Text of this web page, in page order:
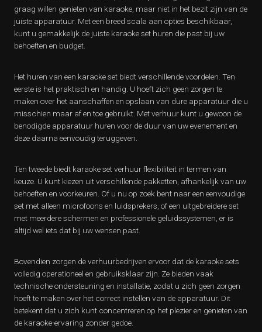
graag willen genieten van karaoke, maar niet in het bezit zijn van de
juiste apparatuur. Met een breed scala aan opties beschikbaar,
kunt u gemakkelijk de juiste karaoke set huren die past bij uw
behoeften en budget.
Het huren van een karaoke set biedt verschillende voordelen. Ten
eerste is het praktisch en handig. U hoeft zich geen zorgen te
maken over het aanschaffen en opslaan van dure apparatuur die u
misschien maar af en toe gebruikt. Met verhuur kunt u gewoon de
benodigde apparatuur huren voor de duur van uw evenement en
deze daarna eenvoudig teruggeven.
Ten tweede biedt karaoke set verhuur flexibiliteit in termen van
keuze. U kunt kiezen uit verschillende pakketten, afhankelijk van uw
behoeften en voorkeuren. Of u nu op zoek bent naar een eenvoudige
set met alleen microfoons en luidsprekers, of een uitgebreidere set
met meerdere schermen en professionele geluidssystemen, er is
altijd wel iets dat bij uw wensen past.
Bovendien zorgen de verhuurbedrijven ervoor dat de karaoke sets
volledig operationeel en gebruiksklaar zijn. Ze bieden vaak
technische ondersteuning en installatie, zodat u zich geen zorgen
hoeft te maken over het correct instellen van de apparatuur. Dit
betekent dat u zich kunt concentreren op het plezier en genieten van
de karaoke-ervaring zonder gedoe.